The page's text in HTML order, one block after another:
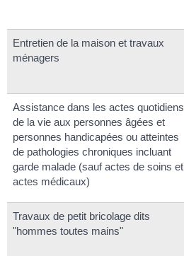
Entretien de la maison et travaux
ménagers
Assistance dans les actes quotidiens
de la vie aux personnes âgées et
personnes handicapées ou atteintes
de pathologies chroniques incluant
garde malade (sauf actes de soins et
actes médicaux)
Travaux de petit bricolage dits
"hommes toutes mains"